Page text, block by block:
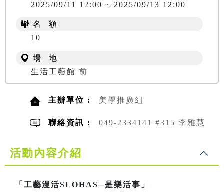
2025/09/11 12:00 ~ 2025/09/13 12:00
名 額
10
場 地
生活工藝館 前
主辦單位 : 美學推廣組
聯絡資訊 : 049-2334141 #315 李雅慧
活動內容介紹
「工藝漫活SLOHAS─是樂活事」